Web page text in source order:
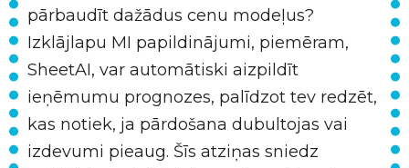
pārbaudīt dažādus cenu modeļus?
Izklājlapu MI papildinājumi, piemēram,
SheetAI, var automātiski aizpildīt
ieņēmumu prognozes, palīdzot tev redzēt,
kas notiek, ja pārdošana dubultojas vai
izdevumi pieaug. Šīs atziņas sniedz